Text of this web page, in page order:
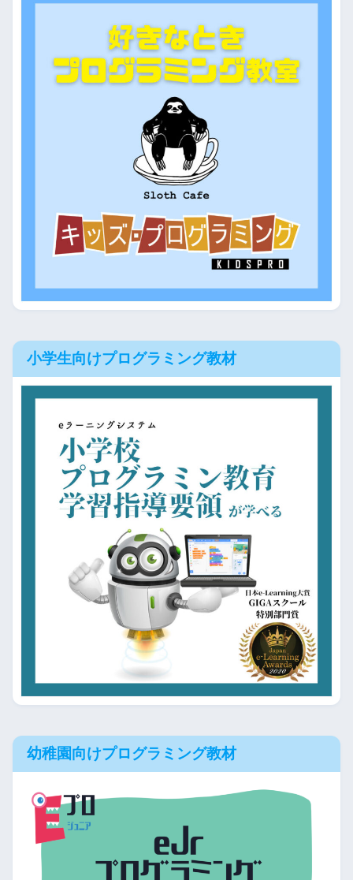
小学生向けプログラミング教材
幼稚園向けプログラミング教材